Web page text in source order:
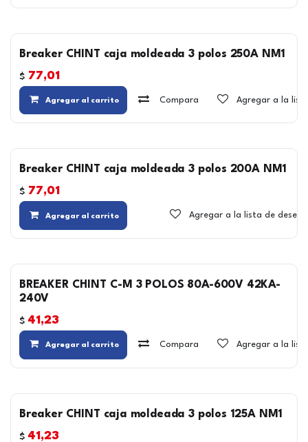
Breaker CHINT caja moldeada 3 polos 250A NM1
$ 77,01
Agregar al carrito Compara Agregar a la
Breaker CHINT caja moldeada 3 polos 200A NM1
$ 77,01
Agregar al carrito Agregar a la lista de deseos
BREAKER CHINT C-M 3 POLOS 80A-600V 42KA-
240V
$ 41,23
Agregar al carrito Compara Agregar a la
Breaker CHINT caja moldeada 3 polos 125A NM1
$ 41,23